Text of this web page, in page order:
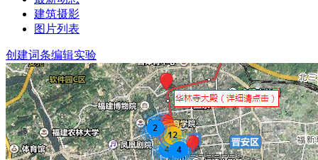
建筑摄影
图片列表
创建词条编辑实验